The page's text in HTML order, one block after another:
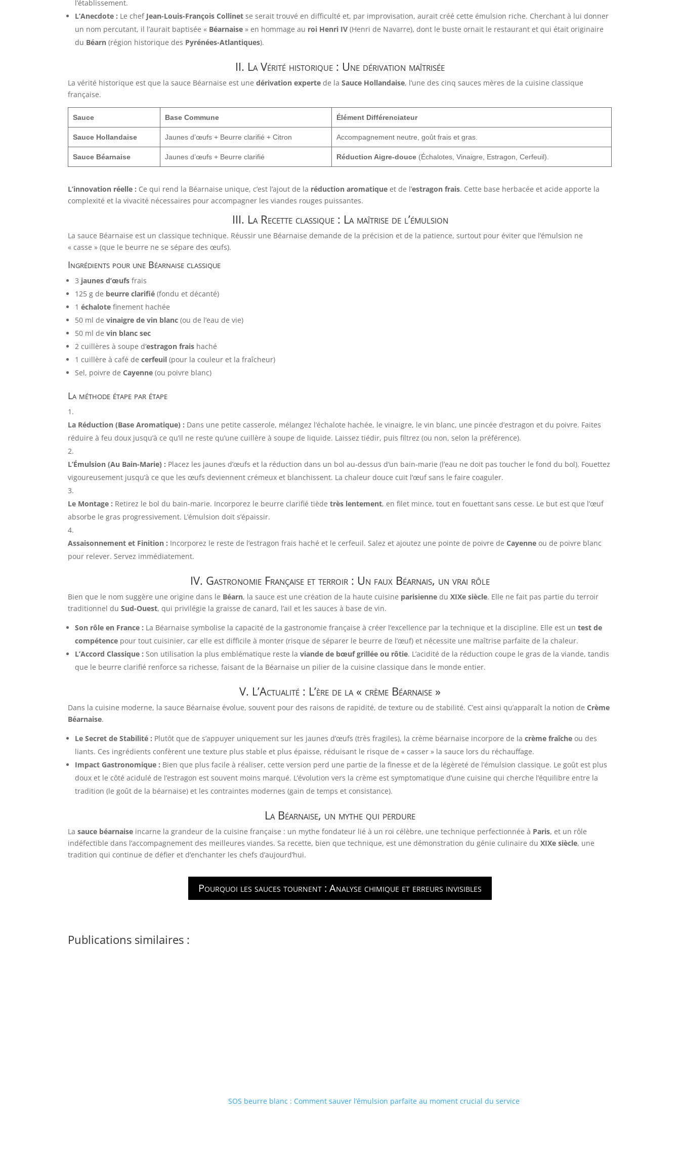
l’établissement.
L’Anecdote : Le chef Jean-Louis-François Collinet se serait trouvé en difficulté et, par improvisation, aurait créé cette émulsion riche. Cherchant à lui donner
un nom percutant, il l’aurait baptisée « Béarnaise » en hommage au roi Henri IV (Henri de Navarre), dont le buste ornait le restaurant et qui était originaire
du Béarn (région historique des Pyrénées-Atlantiques).
II. La Vérité historique : Une dérivation maîtrisée
La vérité historique est que la sauce Béarnaise est unedérivation experte de laSauce Hollandaise, l’une des cinq sauces mères de la cuisine classique
française.
Sauce Base Commune Élément Différenciateur
Sauce Hollandaise Jaunes d’œufs + Beurre clarifié + Citron Accompagnement neutre, goût frais et gras.
Sauce Béarnaise Jaunes d’œufs + Beurre clarifié Réduction Aigre-douce(Échalotes, Vinaigre, Estragon, Cerfeuil).
L’innovation réelle : Ce qui rend la Béarnaise unique, c’est l’ajout de la réduction aromatique et de l’estragon frais. Cette base herbacée et acide apporte la
complexité et la vivacité nécessaires pour accompagner les viandes rouges puissantes.
III. La Recette classique : La maîtrise de l’émulsion
La sauce Béarnaise est un classique technique. Réussir une Béarnaise demande de la précision et de la patience, surtout pour éviter que l’émulsion ne
« casse » (que le beurre ne se sépare des œufs).
Ingrédients pour une Béarnaise classique
3 jaunes d’œufs frais
125 g de beurre clarifié (fondu et décanté)
1échalote finement hachée
50 ml devinaigre de vin blanc (ou de l’eau de vie)
50 ml devin blanc sec
2 cuillères à soupe d’estragon frais haché
1 cuillère à café decerfeuil (pour la couleur et la fraîcheur)
Sel, poivre deCayenne (ou poivre blanc)
La méthode étape par étape
La Réduction (Base Aromatique) : Dans une petite casserole, mélangez l’échalote hachée, le vinaigre, le vin blanc, une pincée d’estragon et du poivre. Faites
réduire à feu doux jusqu’à ce qu’il ne reste qu’une cuillère à soupe de liquide. Laissez tiédir, puis filtrez (ou non, selon la préférence).
L’Émulsion (Au Bain-Marie) : Placez les jaunes d’œufs et la réduction dans un bol au-dessus d’un bain-marie (l’eau ne doit pas toucher le fond du bol). Fouettez
vigoureusement jusqu’à ce que les œufs deviennent crémeux et blanchissent. La chaleur douce cuit l’œuf sans le faire coaguler.
Le Montage : Retirez le bol du bain-marie. Incorporez le beurre clarifié tièdetrès lentement, en filet mince, tout en fouettant sans cesse. Le but est que l’œuf
absorbe le gras progressivement. L’émulsion doit s’épaissir.
Assaisonnement et Finition : Incorporez le reste de l’estragon frais haché et le cerfeuil. Salez et ajoutez une pointe de poivre deCayenne ou de poivre blanc
pour relever. Servez immédiatement.
IV. Gastronomie Française et terroir : Un faux Béarnais, un vrai rôle
Bien que le nom suggère une origine dans le Béarn, la sauce est une création de la haute cuisine parisienne duXIXe siècle. Elle ne fait pas partie du terroir
traditionnel duSud-Ouest, qui privilégie la graisse de canard, l’ail et les sauces à base de vin.
Son rôle en France : La Béarnaise symbolise la capacité de la gastronomie française à créer l’excellence par la technique et la discipline. Elle est untest de
compétence pour tout cuisinier, car elle est difficile à monter (risque de séparer le beurre de l’œuf) et nécessite une maîtrise parfaite de la chaleur.
L’Accord Classique : Son utilisation la plus emblématique reste laviande de bœuf grillée ou rôtie. L’acidité de la réduction coupe le gras de la viande, tandis
que le beurre clarifié renforce sa richesse, faisant de la Béarnaise un pilier de la cuisine classique dans le monde entier.
V. L’Actualité : L’ère de la « crème Béarnaise »
Dans la cuisine moderne, la sauce Béarnaise évolue, souvent pour des raisons de rapidité, de texture ou de stabilité. C’est ainsi qu’apparaît la notion deCrème
Béarnaise.
Le Secret de Stabilité : Plutôt que de s’appuyer uniquement sur les jaunes d’œufs (très fragiles), la crème béarnaise incorpore de lacrème fraîche ou des
liants. Ces ingrédients confèrent une texture plus stable et plus épaisse, réduisant le risque de « casser » la sauce lors du réchauffage.
Impact Gastronomique : Bien que plus facile à réaliser, cette version perd une partie de la finesse et de la légèreté de l’émulsion classique. Le goût est plus
doux et le côté acidulé de l’estragon est souvent moins marqué. L’évolution vers la crème est symptomatique d’une cuisine qui cherche l’équilibre entre la
tradition (le goût de la béarnaise) et les contraintes modernes (gain de temps et consistance).
La Béarnaise, un mythe qui perdure
Lasauce béarnaise incarne la grandeur de la cuisine française : un mythe fondateur lié à un roi célèbre, une technique perfectionnée à Paris, et un rôle
indéfectible dans l’accompagnement des meilleures viandes. Sa recette, bien que technique, est une démonstration du génie culinaire duXIXe siècle, une
tradition qui continue de défier et d’enchanter les chefs d’aujourd’hui.
Pourquoi les sauces tournent : Analyse chimique et erreurs invisibles
Publications similaires :
SOS beurre blanc : Comment sauver l’émulsion parfaite au moment crucial du service